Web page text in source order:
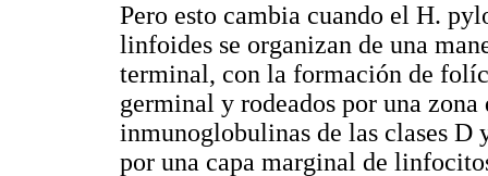
Pero esto cambia cuando el H.
linfoides se organizan de una
terminal, con la formación de
germinal y rodeados por una
inmunoglobulinas de las clases D
por una capa marginal de